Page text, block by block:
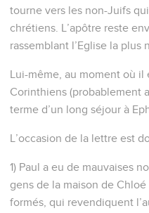
tourne vers les non-Juifs
chrétiens. L’apôtre reste
rassemblant l’Eglise la plus
Lui-même, au moment où
Corinthiens (probablement
terme d’un long séjour à
L’occasion de la lettre est
1) Paul a eu de mauvaises
gens de la maison de Chloé
formés, qui revendiquent